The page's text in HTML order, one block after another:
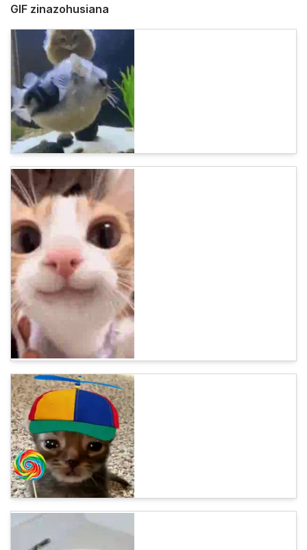
GIF zinazohusiana